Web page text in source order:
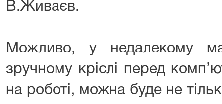
В.Живаєв.
Можливо, у недалекому
зручному кріслі перед
на роботі, можна буде не